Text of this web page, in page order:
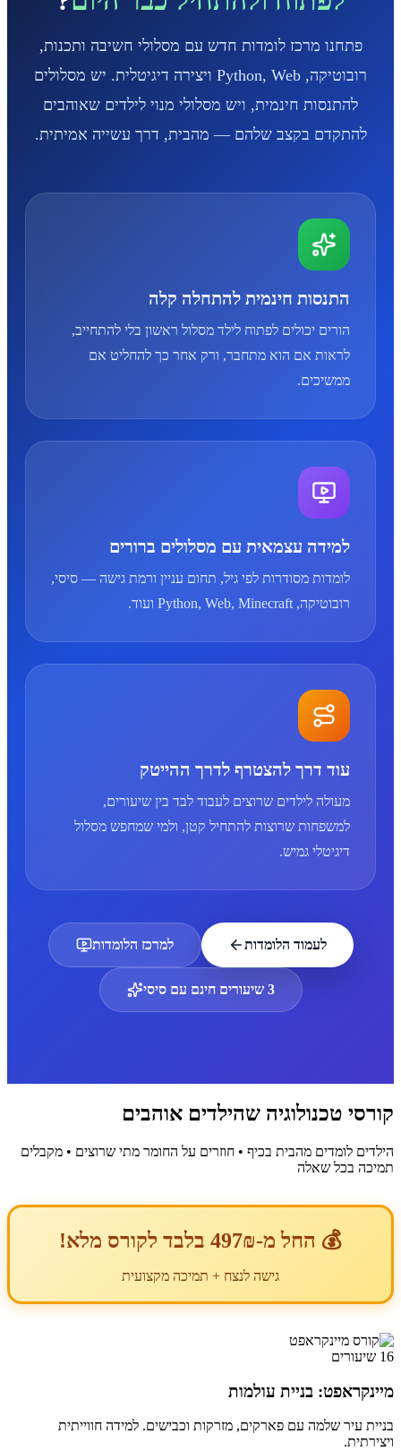
פתחנו מרכז לומדות חדש עם מסלולי חשיבה ותכנות,
רובוטיקה, Python, Web ויצירה דיגיטלית. יש מסלולים
להתנסות חינמית, ויש מסלולי מנוי לילדים שאוהבים
להתקדם בקצב שלהם — מהבית, דרך עשייה אמיתית.
התנסות חינמית להתחלה קלה
הורים יכולים לפתוח לילד מסלול ראשון בלי להתחייב,
לראות אם הוא מתחבר, ורק אחר כך להחליט אם
ממשיכים.
למידה עצמאית עם מסלולים ברורים
לומדות מסודרות לפי גיל, תחום עניין ורמת גישה — סיסי,
רובוטיקה, Python, Web, Minecraft ועוד.
עוד דרך להצטרף לדרך ההייטק
מעולה לילדים שרוצים לעבוד לבד בין שיעורים,
למשפחות שרוצות להתחיל קטן, ולמי שמחפש מסלול
דיגיטלי גמיש.
לעמוד הלומדות למרכז הלומדות
3 שיעורים חינם עם סיסי
קורסי טכנולוגיה שהילדים אוהבים
הילדים לומדים מהבית בכיף • חוזרים על החומר מתי שרוצים • מקבלים
תמיכה בכל שאלה
💰 החל מ-497₪ בלבד לקורס מלא!
גישה לנצח + תמיכה מקצועית
16 שיעורים
מיינקראפט: בניית עולמות
בניית עיר שלמה עם פארקים, מזרקות וכבישים. למידה חווייתית
ויצירתית.